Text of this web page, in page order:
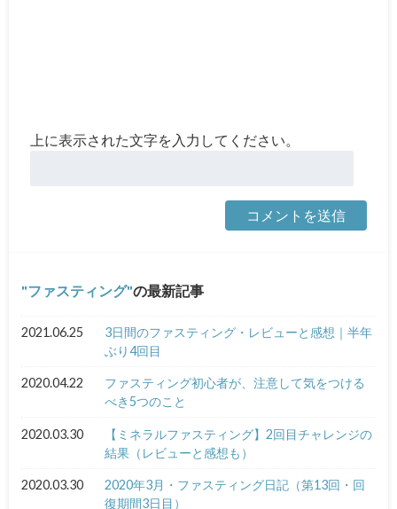
上に表示された文字を入力してください。
ファスティング の最新記事
2021.06.25
3日間のファスティング・レビューと感想｜半年
ぶり4回目
2020.04.22
ファスティング初心者が、注意して気をつける
べき5つのこと
2020.03.30
【ミネラルファスティング】2回目チャレンジの
結果（レビューと感想も）
2020.03.30
2020年3月・ファスティング日記（第13回・回
復期間3日目）